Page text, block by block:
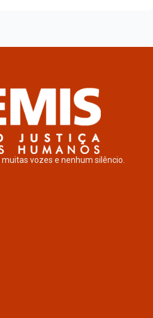
vozes e nenhum silêncio.